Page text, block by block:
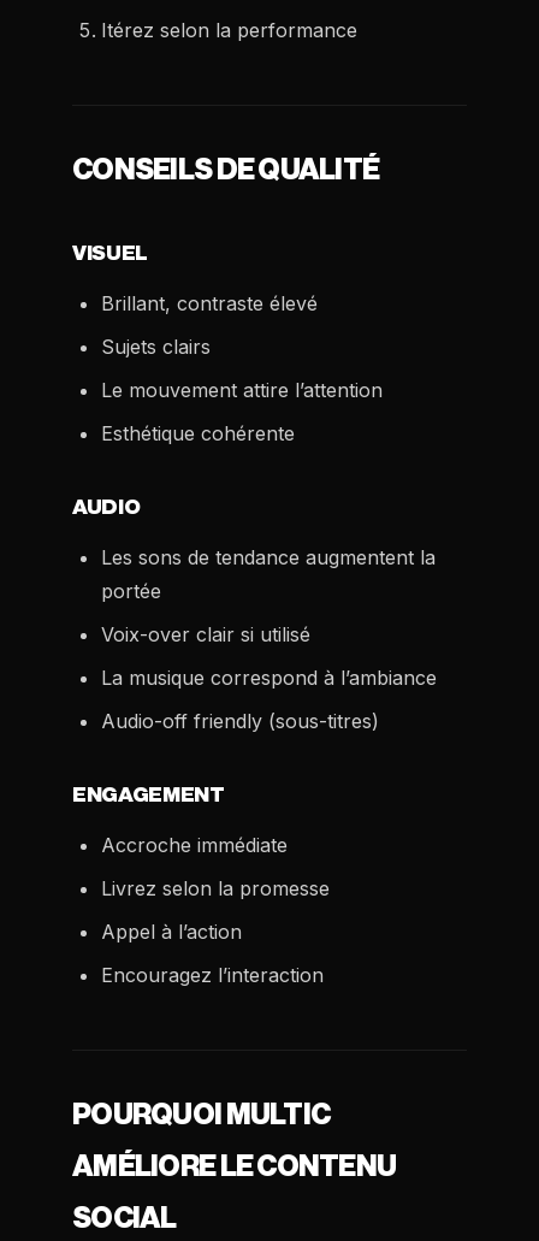
Itérez selon la performance
CONSEILS DE QUALITÉ
VISUEL
Brillant, contraste élevé
Sujets clairs
Le mouvement attire l’attention
Esthétique cohérente
AUDIO
Les sons de tendance augmentent la
portée
Voix-over clair si utilisé
La musique correspond à l’ambiance
Audio-off friendly (sous-titres)
ENGAGEMENT
Accroche immédiate
Livrez selon la promesse
Appel à l’action
Encouragez l’interaction
POURQUOI MULTIC
AMÉLIORE LE CONTENU
SOCIAL